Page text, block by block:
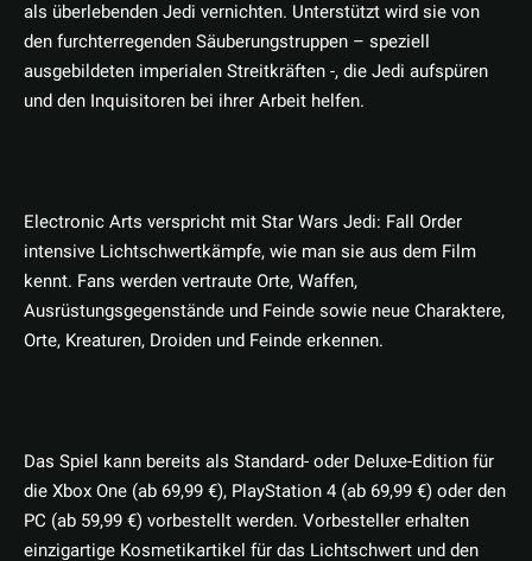
als überlebenden Jedi vernichten. Unterstützt wird sie von
den furchterregenden Säuberungstruppen – speziell
ausgebildeten imperialen Streitkräften -, die Jedi aufspüren
und den Inquisitoren bei ihrer Arbeit helfen.
Electronic Arts verspricht mit Star Wars Jedi: Fall Order
intensive Lichtschwertkämpfe, wie man sie aus dem Film
kennt. Fans werden vertraute Orte, Waffen,
Ausrüstungsgegenstände und Feinde sowie neue Charaktere,
Orte, Kreaturen, Droiden und Feinde erkennen.
Das Spiel kann bereits als Standard- oder Deluxe-Edition für
die Xbox One (ab 69,99 €), PlayStation 4 (ab 69,99 €) oder den
PC (ab 59,99 €) vorbestellt werden. Vorbesteller erhalten
einzigartige Kosmetikartikel für das Lichtschwert und den